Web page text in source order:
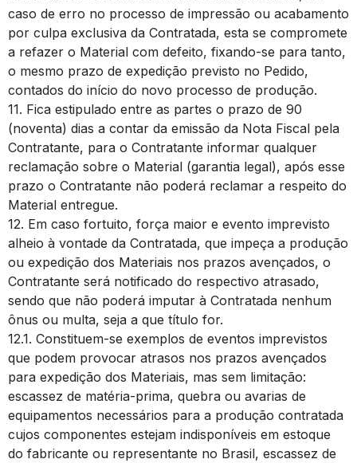
caso de erro no processo de impressão ou acabamento
por culpa exclusiva da Contratada, esta se compromete
a refazer o Material com defeito, fixando-se para tanto,
o mesmo prazo de expedição previsto no Pedido,
contados do início do novo processo de produção.
11. Fica estipulado entre as partes o prazo de 90
(noventa) dias a contar da emissão da Nota Fiscal pela
Contratante, para o Contratante informar qualquer
reclamação sobre o Material (garantia legal), após esse
prazo o Contratante não poderá reclamar a respeito do
Material entregue.
12. Em caso fortuito, força maior e evento imprevisto
alheio à vontade da Contratada, que impeça a produção
ou expedição dos Materiais nos prazos avençados, o
Contratante será notificado do respectivo atrasado,
sendo que não poderá imputar à Contratada nenhum
ônus ou multa, seja a que título for.
12.1. Constituem-se exemplos de eventos imprevistos
que podem provocar atrasos nos prazos avençados
para expedição dos Materiais, mas sem limitação:
escassez de matéria-prima, quebra ou avarias de
equipamentos necessários para a produção contratada
cujos componentes estejam indisponíveis em estoque
do fabricante ou representante no Brasil, escassez de